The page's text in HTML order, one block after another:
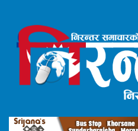
content
निरन्तरखबर